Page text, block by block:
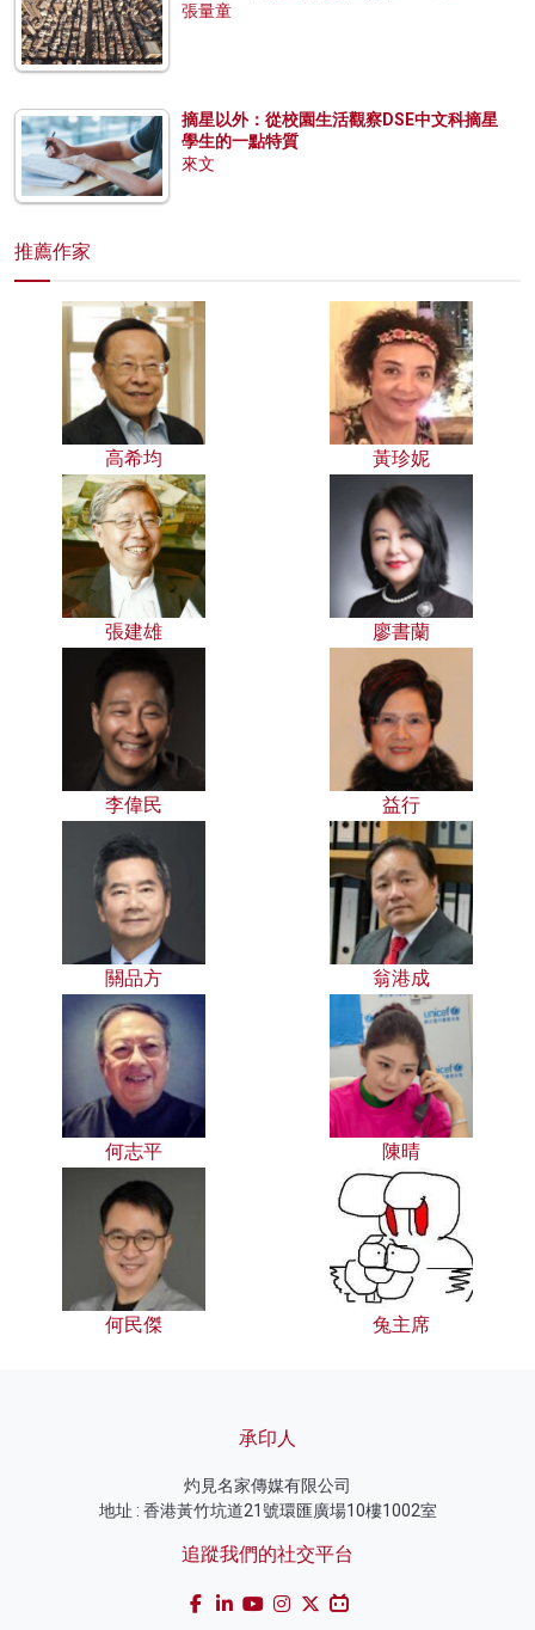
張量童
摘星以外：從校園生活觀察DSE中文科摘星
學生的一點特質
來文
推薦作家
高希均 黃珍妮
張建雄 廖書蘭
李偉民 益行
關品方 翁港成
何志平 陳晴
何民傑 兔主席
承印人
灼見名家傳媒有限公司
地址 : 香港黃竹坑道21號環匯廣場10樓1002室
追蹤我們的社交平台